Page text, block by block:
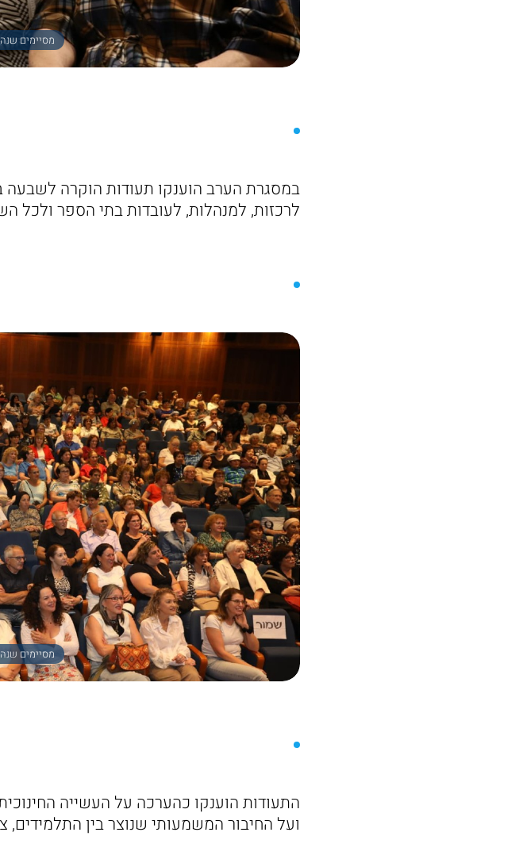
מסיימים
במסגרת הערב הוענקו תעודות הוקרה לשבעה
לרכזות, למנהלות, לעובדות בתי הספר ולכל
מסיימים
התעודות הוענקו כהערכה על העשייה
ועל החיבור המשמעותי שנוצר בין התלמידים,